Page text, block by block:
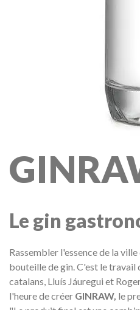
Le gin
Rassembler l'essence de la ville
bouteille de gin. C'est le travail
catalans, Lluís Jáuregui et
l'heure de créer GINRAW, le